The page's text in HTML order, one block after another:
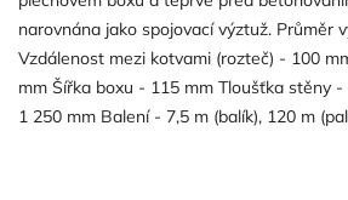
narovnána jako spojovací výztuž. Průměr
Vzdálenost mezi kotvami (rozteč) - 100
mm Šířka boxu - 115 mm Tloušťka stěny
1 250 mm Balení - 7,5 m (balík), 120 m